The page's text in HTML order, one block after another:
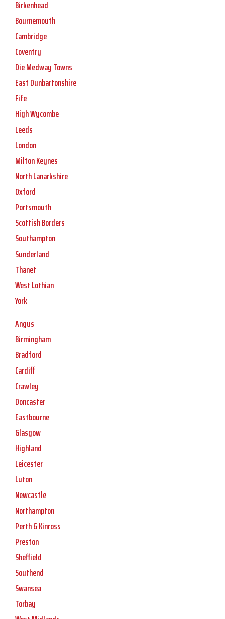
Birkenhead
Bournemouth
Cambridge
Coventry
Die Medway Towns
East Dunbartonshire
Fife
High Wycombe
Leeds
London
Milton Keynes
North Lanarkshire
Oxford
Portsmouth
Scottish Borders
Southampton
Sunderland
Thanet
West Lothian
York
Angus
Birmingham
Bradford
Cardiff
Crawley
Doncaster
Eastbourne
Glasgow
Highland
Leicester
Luton
Newcastle
Northampton
Perth & Kinross
Preston
Sheffield
Southend
Swansea
Torbay